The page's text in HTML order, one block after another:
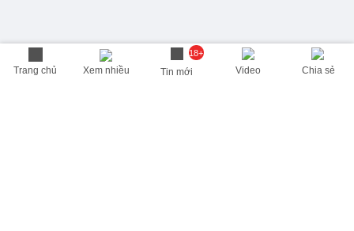
Trang chủ Xem nhiều
18+
Tin mới Video Chia sẻ